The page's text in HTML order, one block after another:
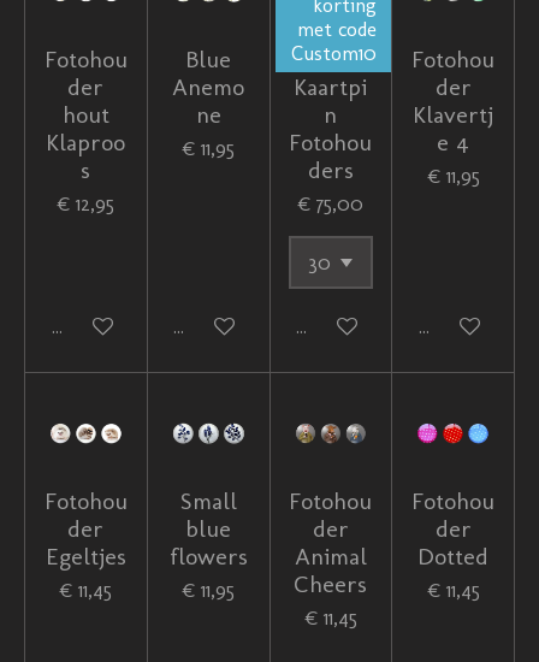
Fotohou
der
hout
Klaproo
s
€ 12,95
In winkelwagen
Blue
Anemo
ne
€ 11,95
In winkelwagen
met code
Custom10
Custom
Kaartpi
n
Fotohou
ders
€ 75,00
In winkelwagen
Fotohou
der
Klavertj
e 4
€ 11,95
In
Fotohou
der
Egeltjes
€ 11,45
Small
blue
flowers
€ 11,95
Fotohou
der
Animal
Cheers
€ 11,45
Fotohou
der
Dotted
€ 11,45